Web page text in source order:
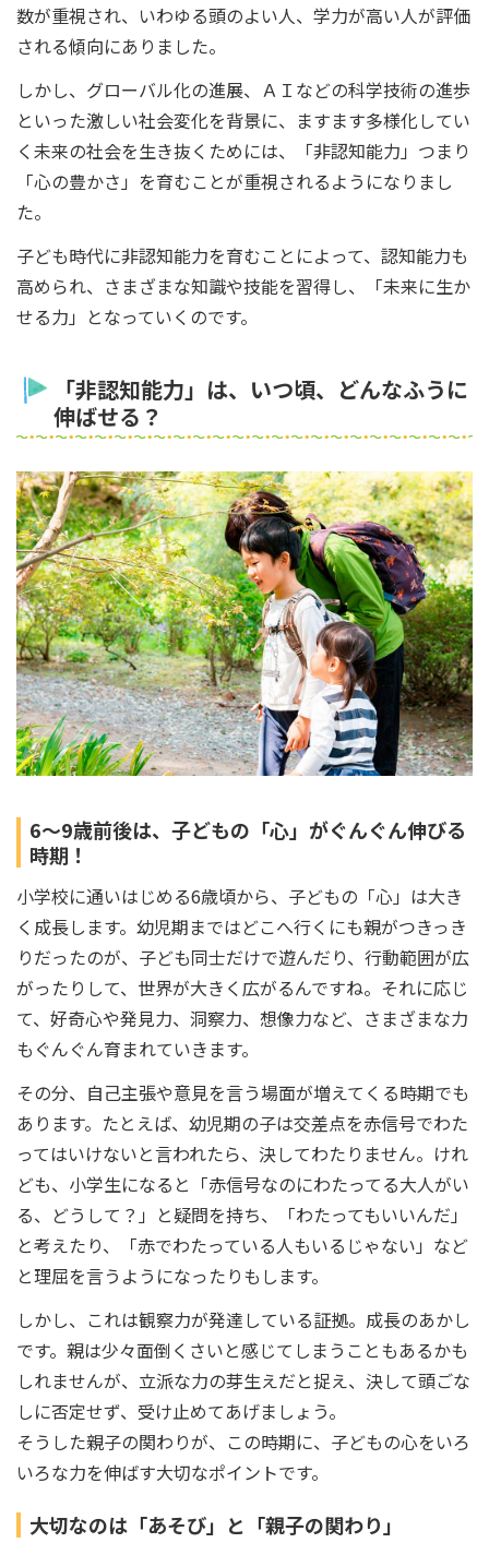
数が重視され、いわゆる頭のよい人、学力が高い人が評価
される傾向にありました。
しかし、グローバル化の進展、ＡＩなどの科学技術の進歩
といった激しい社会変化を背景に、ますます多様化してい
く未来の社会を生き抜くためには、「非認知能力」つまり
「心の豊かさ」を育むことが重視されるようになりまし
た。
子ども時代に非認知能力を育むことによって、認知能力も
高められ、さまざまな知識や技能を習得し、「未来に生か
せる力」となっていくのです。
「非認知能力」は、いつ頃、どんなふうに
伸ばせる？
6～9歳前後は、子どもの「心」がぐんぐん伸びる
時期！
小学校に通いはじめる6歳頃から、子どもの「心」は大き
く成長します。幼児期まではどこへ行くにも親がつきっき
りだったのが、子ども同士だけで遊んだり、行動範囲が広
がったりして、世界が大きく広がるんですね。それに応じ
て、好奇心や発見力、洞察力、想像力など、さまざまな力
もぐんぐん育まれていきます。
その分、自己主張や意見を言う場面が増えてくる時期でも
あります。たとえば、幼児期の子は交差点を赤信号でわた
ってはいけないと言われたら、決してわたりません。けれ
ども、小学生になると「赤信号なのにわたってる大人がい
る、どうして？」と疑問を持ち、「わたってもいいんだ」
と考えたり、「赤でわたっている人もいるじゃない」など
と理屈を言うようになったりもします。
しかし、これは観察力が発達している証拠。成長のあかし
です。親は少々面倒くさいと感じてしまうこともあるかも
しれませんが、立派な力の芽生えだと捉え、決して頭ごな
しに否定せず、受け止めてあげましょう。
そうした親子の関わりが、この時期に、子どもの心をいろ
いろな力を伸ばす大切なポイントです。
大切なのは「あそび」と「親子の関わり」